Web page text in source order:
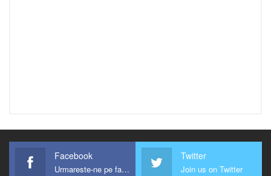
Facebook
Urmareste-ne pe facebook !
Twitter
Join us on Twitter